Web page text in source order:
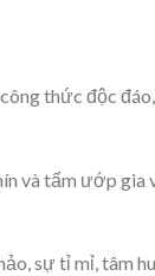
thức độc
và tẩm ướp gia
sự tỉ mỉ, tâm